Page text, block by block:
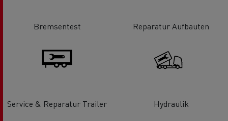
Bremsentest Reparatur Aufbauten
Service & Reparatur Trailer Hydraulik